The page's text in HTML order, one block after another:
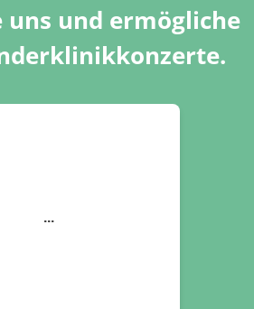
und ermögliche